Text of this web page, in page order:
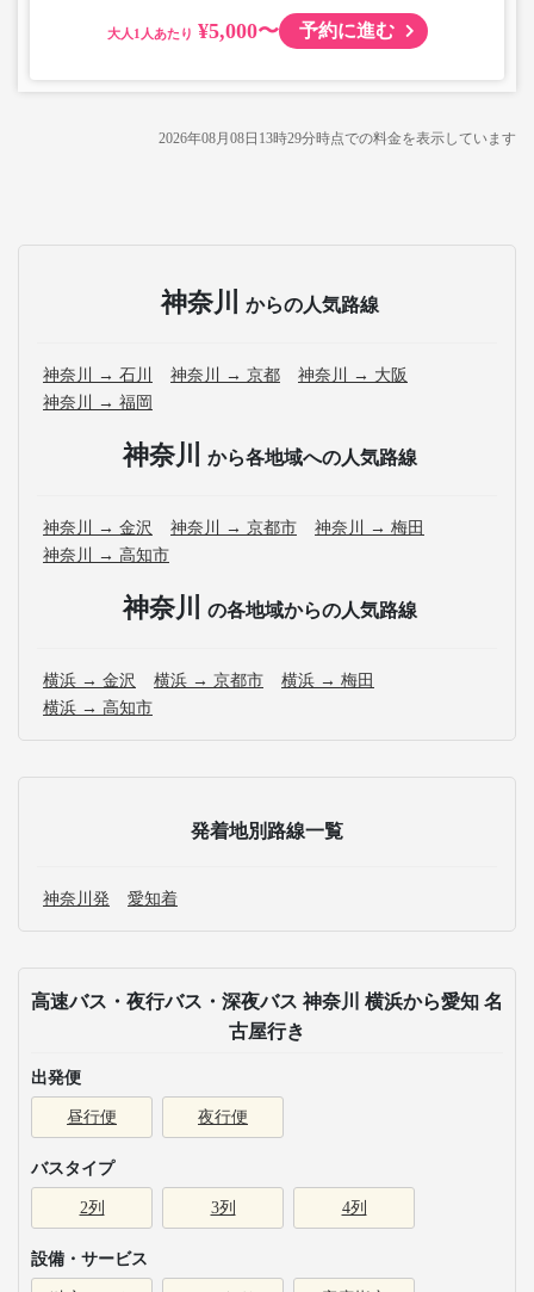
大人 ¥5,000〜 予約に進む
2026年08月08日13時29分時点での料金を表示しています
神奈川 からの人気路線
神奈川 → 石川 神奈川 → 京都
神奈川 → 大阪
神奈川 → 福岡
神奈川 から各地域への人気路線
神奈川 → 金沢 神奈川 → 京都市
神奈川 → 梅田
神奈川 → 高知市
神奈川 の各地域からの人気路線
横浜 → 金沢 横浜 → 京都市
横浜 → 梅田
横浜 → 高知市
発着地別路線一覧
神奈川発 愛知着
高速バス・夜行バス・深夜バス 神奈川 横浜から愛知 名
古屋行き
出発便
昼行便 夜行便
バスタイプ
2列 3列 4列
設備・サービス